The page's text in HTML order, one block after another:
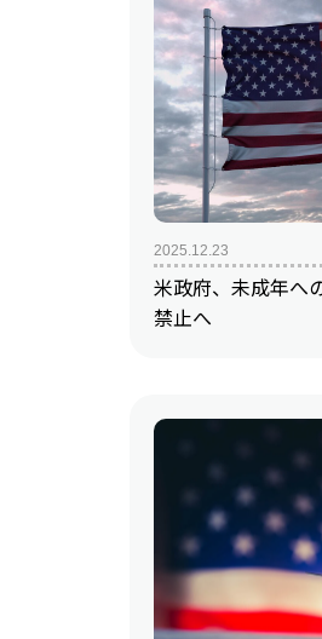
2025.12.23
米政府、未成年へ
禁止へ